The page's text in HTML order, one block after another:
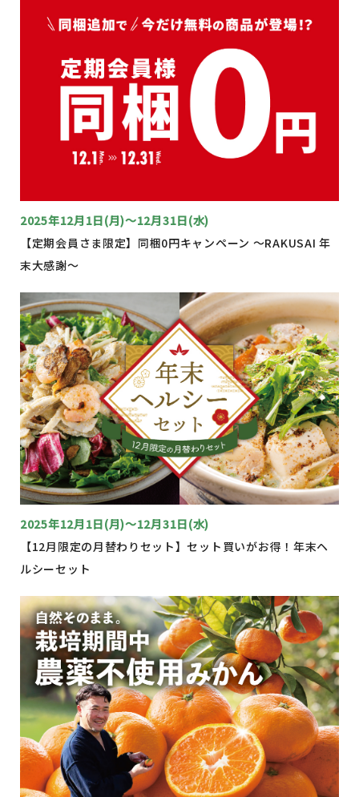
2025年12月1日(月)～12月31日(水)
【定期会員さま限定】同梱0円キャンペーン 〜RAKUSAI 年
末大感謝〜
2025年12月1日(月)～12月31日(水)
【12月限定の月替わりセット】セット買いがお得！年末ヘ
ルシーセット